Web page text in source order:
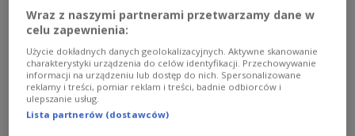
Antyterrorystyczna obława w Holandii
Holenderska policja przeprowadziła w Rotterdamie
Wraz z naszymi partnerami przetwarzamy dane w
celu zapewnienia:
Użycie dokładnych danych geolokalizacyjnych. Aktywne skanowanie
charakterystyki urządzenia do celów identyfikacji. Przechowywanie
informacji na urządzeniu lub dostęp do nich. Spersonalizowane
reklamy i treści, pomiar reklam i treści, badnie odbiorców i
ulepszanie usług.
Lista partnerów (dostawców)